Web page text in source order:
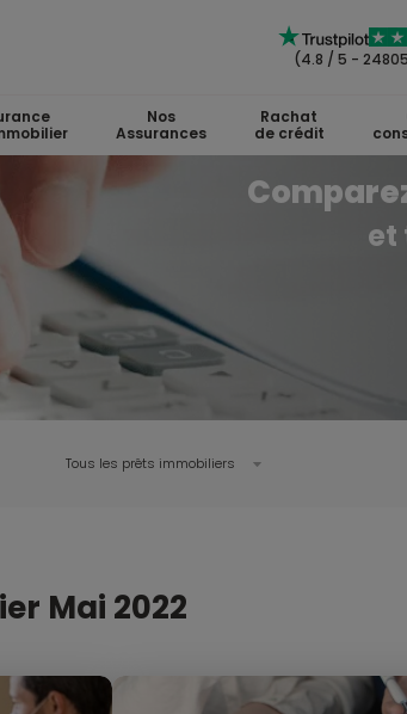
(4.8 / 5 -
Nos
Assurances
Rachat
de crédit
et
Tous les prêts immobiliers
Mai 2022